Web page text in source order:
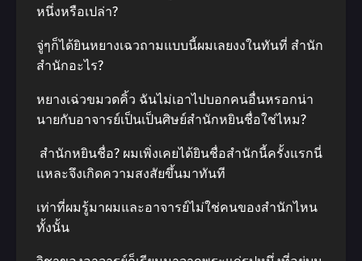
หนึ่งหรือเปล่า?
จู่ๆก็ได้ยินหยางเฉวถามแบบนี้ผมเลยงงในทันที่ สำนัก
สำนักอะไร?
หยางเฉ่วขมวดคิ้ว ฉันไม่เอาไปบอกคนอื่นหรอกน่า
นายกับอาจารย์เป็นเป็นศิษย์สำนักหยินชื่อใช่ไหม?
สำนักหยินชื่อ? ผมเพิ่งเคยได้ยินชื่อสำนักนี้ครั้งแรกนี่
แหละจึงเกิดความสงสัยขึ้นมาทันที
เท่าที่ผมรู้มาผมและอาจารย์ไม่ใช่คนของสำนักไหน
ทั้งนั้น